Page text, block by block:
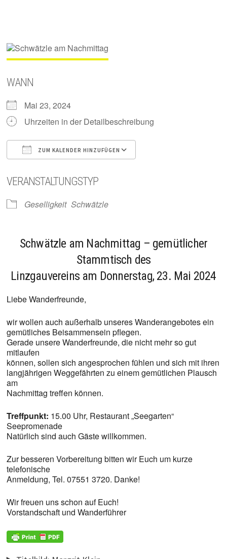
WANN
Mai 23, 2024
Uhrzeiten in der Detailbeschreibung
ZUM KALENDER HINZUFÜGEN
VERANSTALTUNGSTYP
Geselligkeit Schwätzle
Schwätzle am Nachmittag – gemütlicher
Stammtisch des
Linzgauvereins am Donnerstag, 23. Mai 2024
Liebe Wanderfreunde,
wir wollen auch außerhalb unseres Wanderangebotes ein
gemütliches Beisammensein pflegen.
Gerade unsere Wanderfreunde, die nicht mehr so gut
mitlaufen
können, sollen sich angesprochen fühlen und sich mit ihren
langjährigen Weggefährten zu einem gemütlichen Plausch
am
Nachmittag treffen können.
Treffpunkt: 15.00 Uhr, Restaurant „Seegarten“
Seepromenade
Natürlich sind auch Gäste willkommen.
Zur besseren Vorbereitung bitten wir Euch um kurze
telefonische
Anmeldung, Tel. 07551 3720. Danke!
Wir freuen uns schon auf Euch!
Vorstandschaft und Wanderführer